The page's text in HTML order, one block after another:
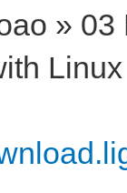
» 03